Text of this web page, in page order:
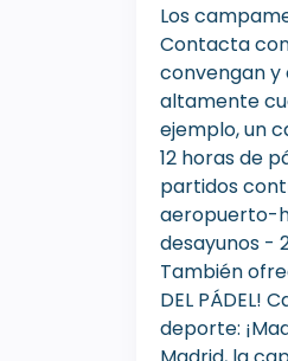
Los
Contacta
convengan y
altamente
ejemplo, un
12 horas de
partidos
aeropuerto-
desayunos -
También
DEL PÁDEL!
deporte: